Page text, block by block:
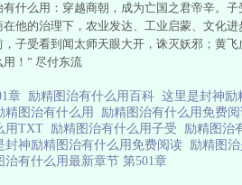
什么用：穿越商朝，成为亡国之君帝辛。
他的治理下，农业发达、工业启蒙、文化
子受看到闻太师天眼大开，诛灭妖邪；黄
！” 尽付东流
章 励精图治有什么用百科 这里是封神励
精图治有什么用 励精图治有什么用免费
用TXT 励精图治有什么用子受 励精图治
封神励精图治有什么用免费阅读 励精图
治有什么用最新章节 第501章